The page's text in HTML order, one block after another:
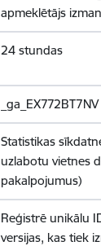
apmeklētājs
24 stundas
_ga_EX772BT7NV
Statistikas
uzlabotu vietnes
pakalpojumus)
Reģistrē unikālu
versijas, kas tiek